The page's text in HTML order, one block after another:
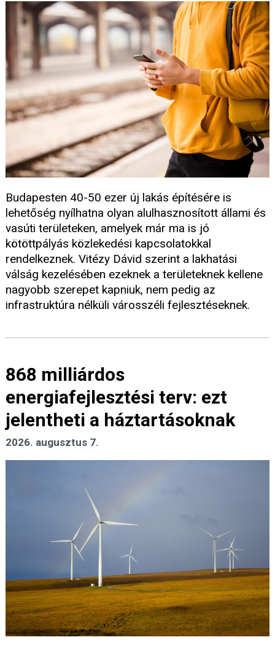
Budapesten 40-50 ezer új lakás építésére is
lehetőség nyílhatna olyan alulhasznosított állami és
vasúti területeken, amelyek már ma is jó
kötöttpályás közlekedési kapcsolatokkal
rendelkeznek. Vitézy Dávid szerint a lakhatási
válság kezelésében ezeknek a területeknek kellene
nagyobb szerepet kapniuk, nem pedig az
infrastruktúra nélküli városszéli fejlesztéseknek.
868 milliárdos
energiafejlesztési terv: ezt
jelentheti a háztartásoknak
2026. augusztus 7.